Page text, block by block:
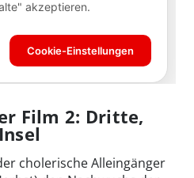
Film 2: Dritte,
cholerische Alleingänger